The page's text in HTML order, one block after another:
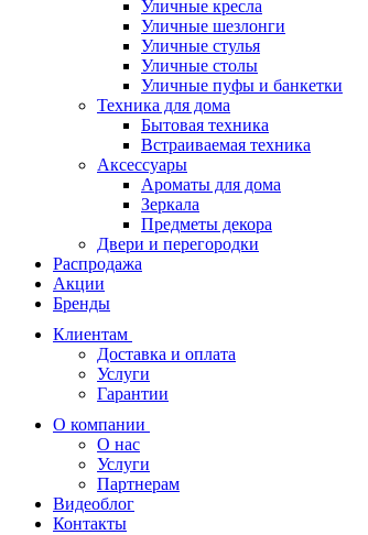
Уличные кресла
Уличные шезлонги
Уличные стулья
Уличные столы
Уличные пуфы и банкетки
Техника для дома
Бытовая техника
Встраиваемая техника
Аксессуары
Ароматы для дома
Зеркала
Предметы декора
Двери и перегородки
Распродажа
Акции
Бренды
Клиентам
Доставка и оплата
Услуги
Гарантии
О компании
О нас
Услуги
Партнерам
Видеоблог
Контакты